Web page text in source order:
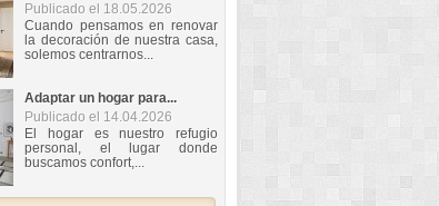
Publicado el 18.05.2026
Cuando pensamos en renovar
la decoración de nuestra casa,
solemos centrarnos...
Adaptar un hogar para...
Publicado el 14.04.2026
El hogar es nuestro refugio
personal, el lugar donde
buscamos confort,...